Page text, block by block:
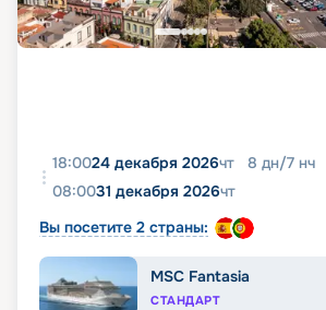
18:0024 декабря 2026чт 8 дн/7 нч
08:0031 декабря 2026чт
Вы посетите 2 страны:
MSC Fantasia
СТАНДАРТ